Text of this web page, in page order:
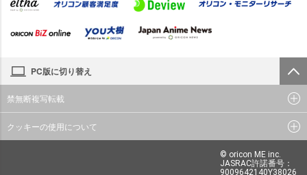
PC版に切り替え
禁無断複写転載
クッキーの使用について
© oricon ME inc.
JASRAC許諾番号：
9009642140Y38026